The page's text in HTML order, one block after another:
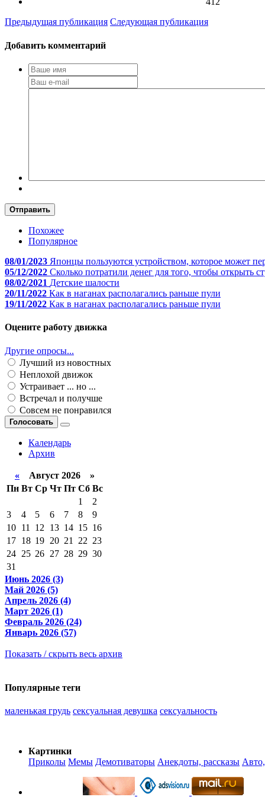
Предыдущая публикация Следующая публикация
Добавить комментарий
Отправить
Похожее
Популярное
08/01/2023 Японцы пользуются устройством, которое может
05/12/2022 Сколько потратили денег для того, чтобы
08/02/2021 Детские шалости
20/11/2022 Как в наганах располагались раньше пули
19/11/2022 Как в наганах располагались раньше пули
Оцените работу движка
Другие опросы...
Лучший из новостных
Неплохой движок
Устраивает ... но ...
Встречал и получше
Совсем не понравился
Голосовать
Календарь
Архив
« Август 2026 »
Пн Вт Ср Чт Пт Сб Вс
1
2
3
4 5 6 7 8
9
10 11 12 13 14 15 16
17 18 19 20 21 22 23
24 25 26 27 28 29 30
31
Июнь 2026 (3)
Май 2026 (5)
Апрель 2026 (4)
Март 2026 (1)
Февраль 2026 (24)
Январь 2026 (57)
Показать / скрыть весь архив
Популярные теги
маленькая грудь сексуальная девушка сексуальность
Картинки
Приколы Мемы Демотиваторы Анекдоты, рассказы